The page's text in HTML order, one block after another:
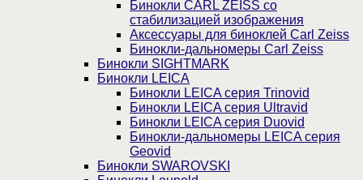
Бинокли CARL ZEISS со
стабилизацией изображения
Аксессуары для биноклей Carl Zeiss
Бинокли-дальномеры Carl Zeiss
Бинокли SIGHTMARK
Бинокли LEICA
Бинокли LEICA серия Trinovid
Бинокли LEICA серия Ultravid
Бинокли LEICA серия Duovid
Бинокли-дальномеры LEICA серия
Geovid
Бинокли SWAROVSKI